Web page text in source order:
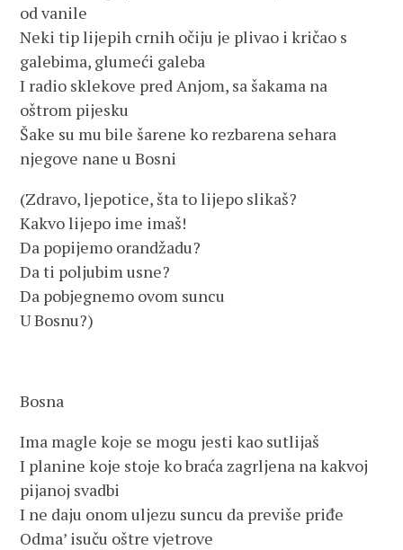
od vanile
Neki tip lijepih crnih očiju je plivao i kričao s
galebima, glumeći galeba
I radio sklekove pred Anjom, sa šakama na
oštrom pijesku
Šake su mu bile šarene ko rezbarena sehara
njegove nane u Bosni
(Zdravo, ljepotice, šta to lijepo slikaš?
Kakvo lijepo ime imaš!
Da popijemo orandžadu?
Da ti poljubim usne?
Da pobjegnemo ovom suncu
U Bosnu?)
Bosna
Ima magle koje se mogu jesti kao sutlijaš
I planine koje stoje ko braća zagrljena na kakvoj
pijanoj svadbi
I ne daju onom uljezu suncu da previše priđe
Odma’ isuču oštre vjetrove